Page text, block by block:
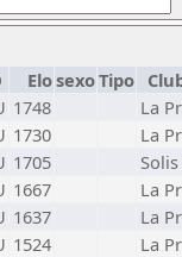
ElosexoTipo
1748
La
1730
La
1705
1667
La
1637
La
1524
La